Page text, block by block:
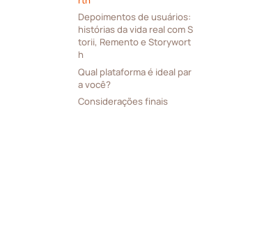
Depoimentos de usuários:
histórias da vida real com S
torii, Remento e Storywort
h
Qual plataforma é ideal par
a você?
Considerações finais